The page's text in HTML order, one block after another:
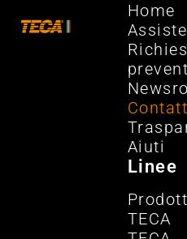
Home
Aiuti
Linee
TECA